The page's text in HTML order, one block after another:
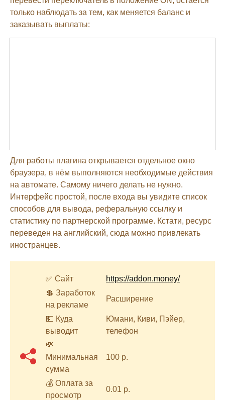
только наблюдать за тем, как меняется баланс и
заказывать выплаты:
Для работы плагина открывается отдельное окно
браузера, в нём выполняются необходимые действия
на автомате. Самому ничего делать не нужно.
Интерфейс простой, после входа вы увидите список
способов для вывода, реферальную ссылку и
статистику по партнерской программе. Кстати, ресурс
переведен на английский, сюда можно привлекать
иностранцев.
✅ Сайт
https://addon.money/
💲 Заработок
на рекламе
Расширение
💵 Куда
выводит
Юмани, Киви, Пэйер,
телефон
💸
Минимальная
сумма
100 р.
💰 Оплата за
просмотр
0.01 р.